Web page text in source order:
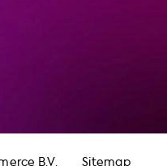
B.V. Sitemap